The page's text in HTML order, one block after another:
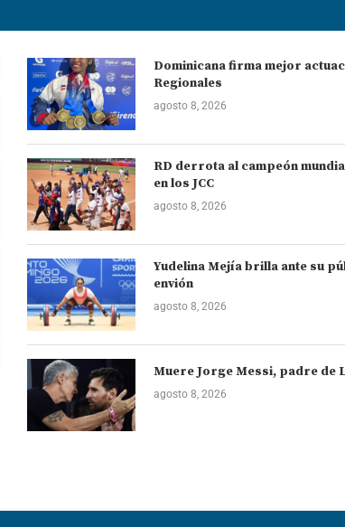
Dominicana firma mejor
Regionales
agosto 8, 2026
RD derrota al campeón
en los JCC
agosto 8, 2026
Yudelina Mejía brilla ante su
envión
agosto 8, 2026
Muere Jorge Messi, padre de
agosto 8, 2026